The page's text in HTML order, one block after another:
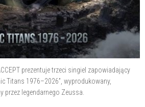
prezentuje trzeci singiel zapowiadający
Titans 1976–2026”, wyprodukowany,
przez legendarnego Zeussa.